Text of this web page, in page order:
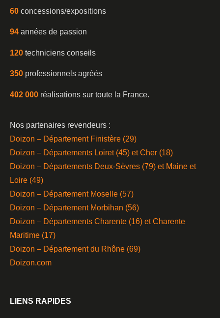
60 concessions/expositions
94 années de passion
120 techniciens conseils
350 professionnels agréés
402 000 réalisations sur toute la France.
Nos partenaires revendeurs :
Doizon – Département Finistère (29)
Doizon – Départements Loiret (45) et Cher (18)
Doizon – Départements Deux-Sèvres (79) et Maine et
Loire (49)
Doizon – Département Moselle (57)
Doizon – Département Morbihan (56)
Doizon – Départements Charente (16) et Charente
Maritime (17)
Doizon – Département du Rhône (69)
Doizon.com
LIENS RAPIDES